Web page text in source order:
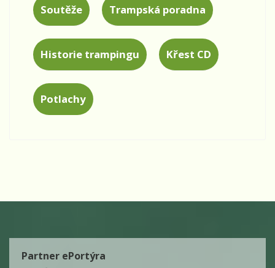
Soutěže Trampská poradna
Historie trampingu Křest CD
Potlachy
Partner ePortýra